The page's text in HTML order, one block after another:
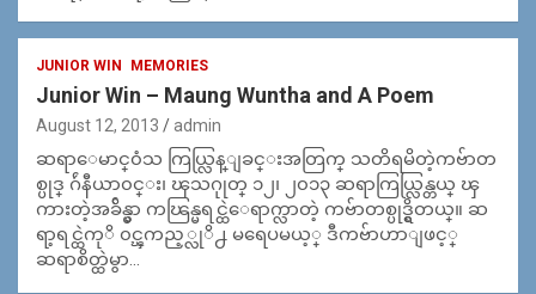
JUNIOR WIN MEMORIES
Junior Win – Maung Wuntha and A Poem
August 12, 2013 admin
ဆရာေမာင္၀ံသ ကြယ္လြန္ျခင္းအတြက္ သတိရမိတဲ့ကဗ်ာတ
စ္ပုဒ္ ဂ်ဴနီယာ၀င္း၊ ၾသဂုုတ္ ၁၂၊ ၂၀၁၃ ဆရာကြယ္လြန္တယ္ ၾ
ကားတဲ့အခ်ိန္မွာ ကၽြန္မရင္ထဲေရာက္လာတဲ့ ကဗ်ာတစ္ပုဒ္ရွိတယ္။ ဆ
ရာ့ရင္ထဲကုိ ၀င္ၾကည့္လုိ႕ မရေပမယ့္ ဒီကဗ်ာဟာျဖင့္
ဆရာစိတ္ထဲမွာ…